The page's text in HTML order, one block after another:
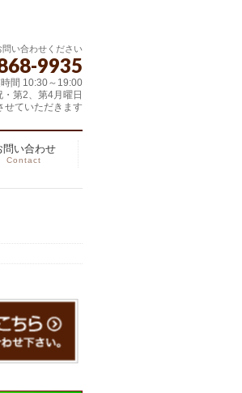
問い合わせください
9935
間 10:30～19:00
・第2、第4月曜日
ていただきます
問い合わせ
Contact